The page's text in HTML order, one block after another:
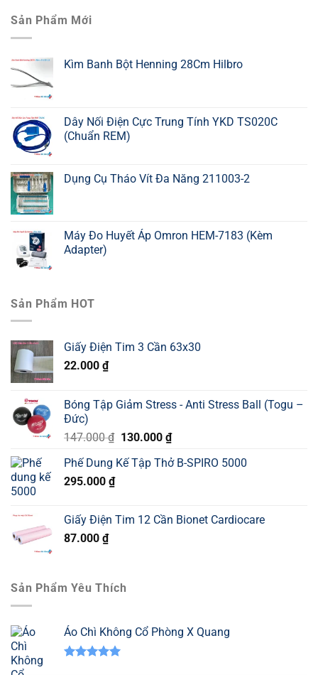
Sản Phẩm Mới
Kìm Banh Bột Henning 28Cm Hilbro
Dây Nối Điện Cực Trung Tính YKD TS020C
(Chuẩn REM)
Dụng Cụ Tháo Vít Đa Năng 211003-2
Máy Đo Huyết Áp Omron HEM-7183 (Kèm
Adapter)
Sản Phẩm HOT
Giấy Điện Tim 3 Cần 63x30
22.000 ₫
Bóng Tập Giảm Stress - Anti Stress Ball (Togu –
Đức)
147.000₫ Giá
là:
130.000 ₫Giá
tại
Phế Dung Kế Tập Thở B-SPIRO 5000
295.000 ₫
Giấy Điện Tim 12 Cần Bionet Cardiocare
87.000 ₫
Sản Phẩm Yêu Thích
Áo Chì Không Cổ Phòng X Quang